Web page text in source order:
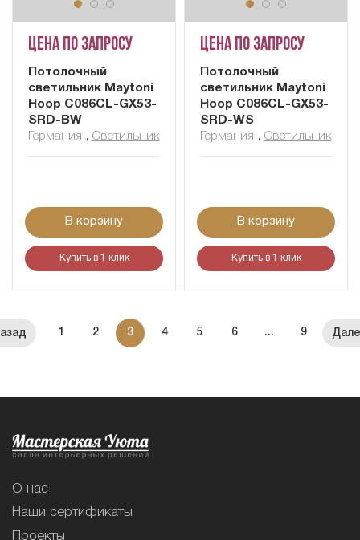
Цена по запросу
Потолочный
светильник Maytoni
Hoop C086CL-GX53-
SRD-BW
Германия , Светильник
В корзину
Купить в 1 клик
Цена по запросу
Потолочный
светильник Maytoni
Hoop C086CL-GX53-
SRD-WS
Германия , Светильник
В корзину
Купить в 1 клик
1 2 3 4 5 6 ... 9
О нас
Наши сертификаты
Проекты